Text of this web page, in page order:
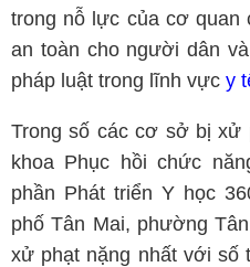
trong nỗ lực của cơ quan
an toàn cho người dân
pháp luật trong lĩnh vực y
Trong số các cơ sở bị xử
khoa Phục hồi chức
phần Phát triển Y học
phố Tân Mai, phường
xử phạt nặng nhất với số